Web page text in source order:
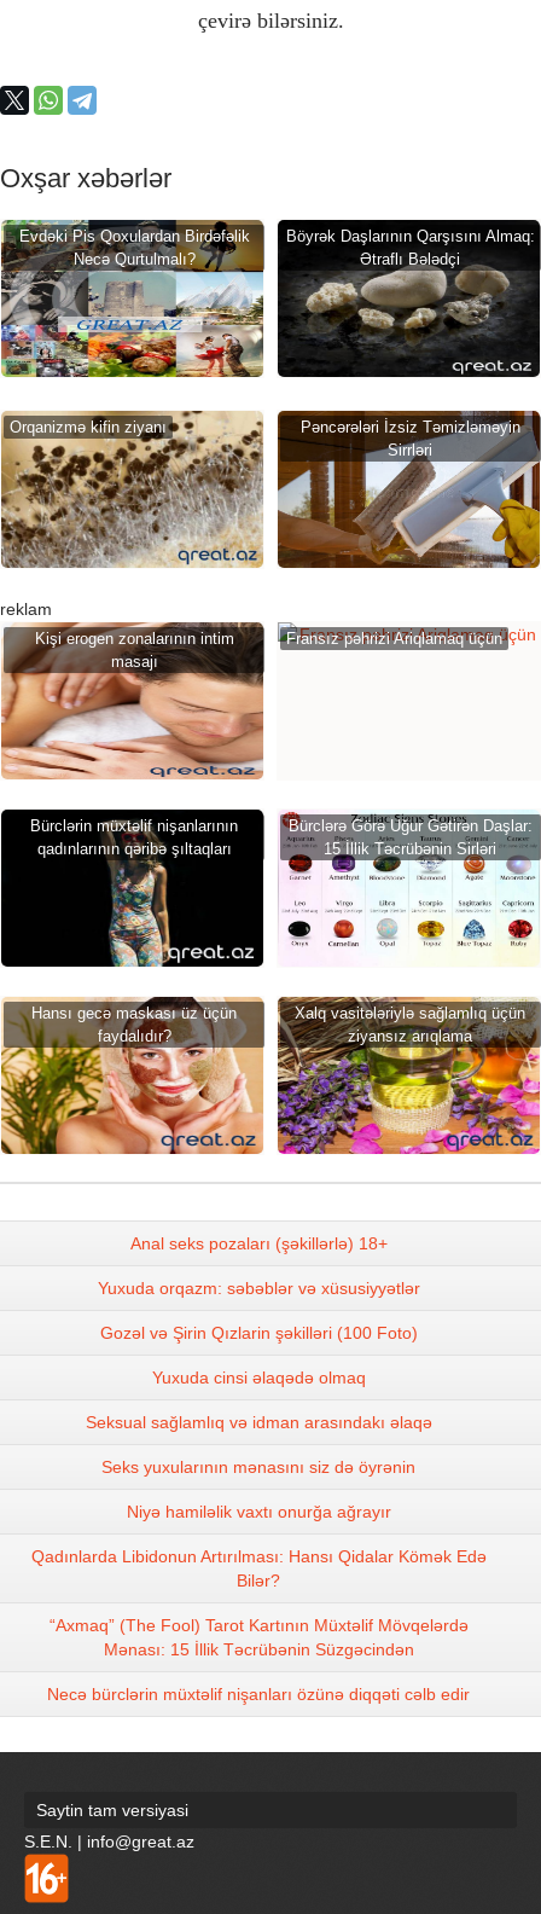
çevirə bilərsiniz.
Oxşar xəbərlər
Evdəki Pis Qoxulardan Birdəfəlik
Necə Qurtulmalı?
Böyrək Daşlarının Qarşısını Almaq:
Ətraflı Bələdçi
Orqanizmə kifin ziyanı
Pəncərələri İzsiz Təmizləməyin
Sirrləri
reklam
Kişi erogen zonalarının intim
masajı
Fransız pəhrizi Ariqlamaq üçün
Bürclərin müxtəlif nişanlarının
qadınlarının qəribə şıltaqları
Bürclərə Görə Uğur Gətirən Daşlar:
15 İllik Təcrübənin Sirləri
Hansı gecə maskası üz üçün
faydalıdır?
Xalq vasitələriylə sağlamlıq üçün
ziyansız arıqlama
Anal seks pozaları (şəkillərlə) 18+
Yuxuda orqazm: səbəblər və xüsusiyyətlər
Gozəl və Şirin Qızlarin şəkilləri (100 Foto)
Yuxuda cinsi əlaqədə olmaq
Seksual sağlamlıq və idman arasındakı əlaqə
Seks yuxularının mənasını siz də öyrənin
Niyə hamiləlik vaxtı onurğa ağrayır
Qadınlarda Libidonun Artırılması: Hansı Qidalar Kömək Edə
Bilər?
“Axmaq” (The Fool) Tarot Kartının Müxtəlif Mövqelərdə
Mənası: 15 İllik Təcrübənin Süzgəcindən
Necə bürclərin müxtəlif nişanları özünə diqqəti cəlb edir
Saytin tam versiyasi
S.E.N. | info@great.az